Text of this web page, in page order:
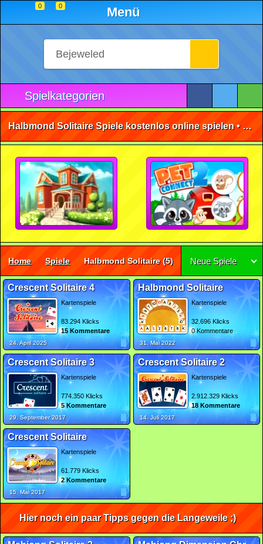
0 0 Menü
Spielkategorien
Halbmond Solitaire Spiele kostenlos online spielen • ohne Anmeldung 🕹️
Home Spiele Halbmond Solitaire(5) Neue Spiele
Crescent Solitaire 4
Kartenspiele
83.294 Klicks
15 Kommentare
24. April 2025
Halbmond Solitaire
Kartenspiele
32.696 Klicks
0 Kommentare
31. Mai 2022
Crescent Solitaire 3
Kartenspiele
774.350 Klicks
5 Kommentare
29. September 2017
Crescent Solitaire 2
Kartenspiele
2.912.329 Klicks
18 Kommentare
14. Juli 2017
Crescent Solitaire
Kartenspiele
61.779 Klicks
2 Kommentare
15. Mai 2017
Hier noch ein paar Tipps gegen die Langeweile ;)